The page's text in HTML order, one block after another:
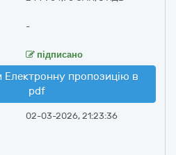
-
підписано
Електронну пропозицію в
pdf
02-03-2026, 21:23:36